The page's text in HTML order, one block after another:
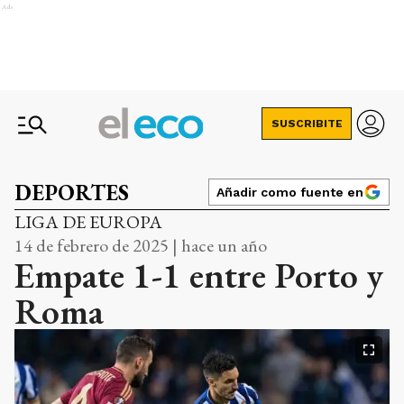
Ads
SUSCRIBITE
DEPORTES Añadir como fuente en
LIGA DE EUROPA
14 de febrero de 2025 | hace un año
Empate 1-1 entre Porto y
Roma